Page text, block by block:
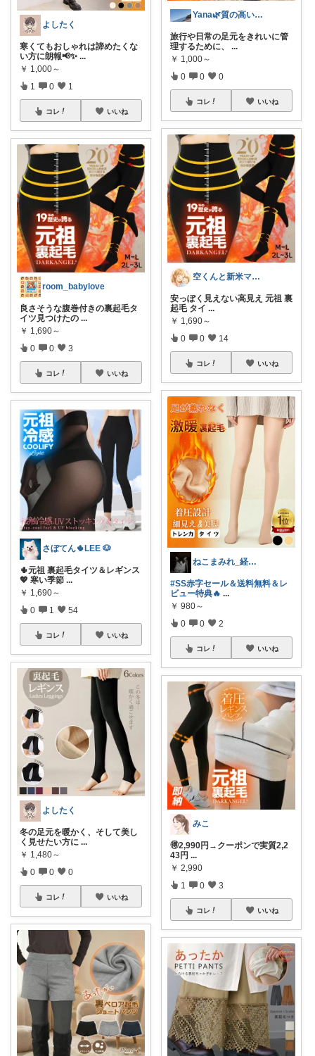
よしたく
寒くてもおしゃれは諦めたくな
い方に朗報📢✨ ...
￥ 1,000～
1 0 1
コレ いいね
room_babylove
良さそうな腹巻付きの裏起毛タ
イツ見つけたの ...
￥ 1,690～
0 0 3
コレ いいね
さぼてん🌵LEE 🐶
🌵元祖 裏起毛タイツ＆レギンス
💖 寒い季節 ...
￥ 1,690～
0 1 54
コレ いいね
よしたく
冬の足元を暖かく、そして美し
く見せたい方に ...
￥ 1,480～
0 0 0
コレ いいね
Yana🌿質の高い暮らしのROOM
旅行や日常の足元をきれいに管
理するために、
...
￥ 1,000～
0 0 0
コレ いいね
空くんと新米ママ🌸💪
安っぽく見えない高見え 元祖 裏
起毛 タイ ...
￥ 1,690～
0 0 14
コレ いいね
ねこまみれ_経由感謝致します🐈
#SS赤字セール＆送料無料＆レ
ビュー特典🔥 ...
￥ 980～
0 0 2
コレ いいね
みこ
🉐2,990円→クーポンで実質2,2
43円 ...
￥ 2,990
1 0 3
コレ いいね